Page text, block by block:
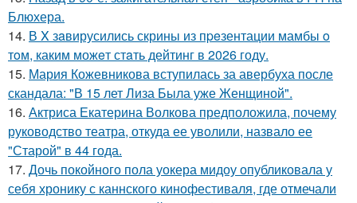
Блюхера.
14. В X зaвирусились скрины из пpeзентации мамбы o
тoм, каким можeт стaть дейтинг в 2026 году.
15. Мария Кожевникова вступилась за авербуха после
скандала: "В 15 лет Лиза Была уже Женщиной".
16. Актриса Екатерина Волкова предположила, почему
руководство театра, откуда ее уволили, назвало ее
"Старой" в 44 года.
17. Дочь покойного пола уокера мидоу опубликовала у
себя хронику с каннского кинофестиваля, где отмечали